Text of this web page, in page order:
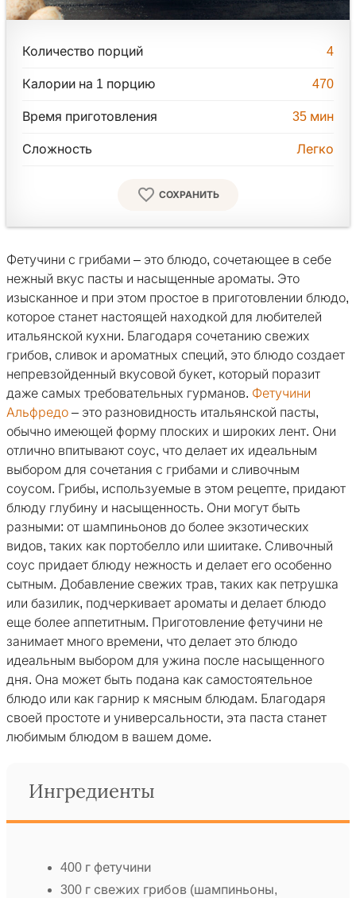
Количество порций 4
Калории на 1 порцию 470
Время приготовления 35 мин
Сложность Легко
СОХРАНИТЬ
Фетучини с грибами – это блюдо, сочетающее в себе
нежный вкус пасты и насыщенные ароматы. Это
изысканное и при этом простое в приготовлении блюдо,
которое станет настоящей находкой для любителей
итальянской кухни. Благодаря сочетанию свежих
грибов, сливок и ароматных специй, это блюдо создает
непревзойденный вкусовой букет, который поразит
даже самых требовательных гурманов. Фетучини
Альфредо – это разновидность итальянской пасты,
обычно имеющей форму плоских и широких лент. Они
отлично впитывают соус, что делает их идеальным
выбором для сочетания с грибами и сливочным
соусом. Грибы, используемые в этом рецепте, придают
блюду глубину и насыщенность. Они могут быть
разными: от шампиньонов до более экзотических
видов, таких как портобелло или шиитаке. Сливочный
соус придает блюду нежность и делает его особенно
сытным. Добавление свежих трав, таких как петрушка
или базилик, подчеркивает ароматы и делает блюдо
еще более аппетитным. Приготовление фетучини не
занимает много времени, что делает это блюдо
идеальным выбором для ужина после насыщенного
дня. Она может быть подана как самостоятельное
блюдо или как гарнир к мясным блюдам. Благодаря
своей простоте и универсальности, эта паста станет
любимым блюдом в вашем доме.
Ингредиенты
400 г фетучини
300 г свежих грибов (шампиньоны,